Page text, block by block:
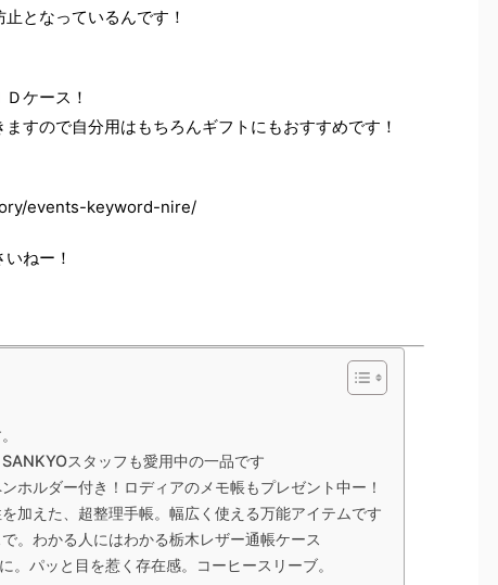
となっているんです！
ケース！
ので自分用はもちろんギフトにもおすすめです！
events-keyword-nire/
ねー！
スタッフも愛用中の一品です
ホルダー付き！ロディアのメモ帳もプレゼント中ー！
加えた、超整理手帳。幅広く使える万能アイテムです
。わかる人にはわかる栃木レザー通帳ケース
。パッと目を惹く存在感。コーヒースリーブ。